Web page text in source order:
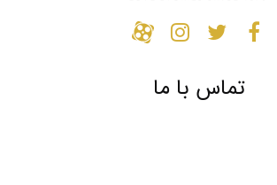
تماس با ما